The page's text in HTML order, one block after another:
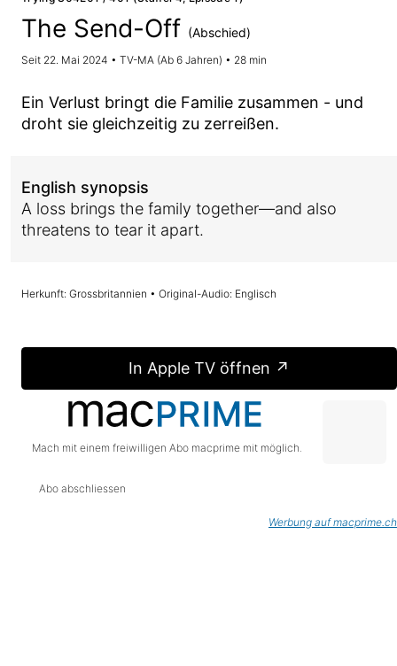
The Send-Off (Abschied)
Seit 22. Mai 2024 • TV-MA (Ab 6 Jahren) • 28 min
Ein Verlust bringt die Familie zusammen - und
droht sie gleichzeitig zu zerreißen.
English synopsis
A loss brings the family together—and also
threatens to tear it apart.
Herkunft: Grossbritannien • Original-Audio: Englisch
In Apple TV öffnen ↗
Mach mit einem freiwilligen Abo macprime mit möglich.
Abo abschliessen
Werbung auf macprime.ch